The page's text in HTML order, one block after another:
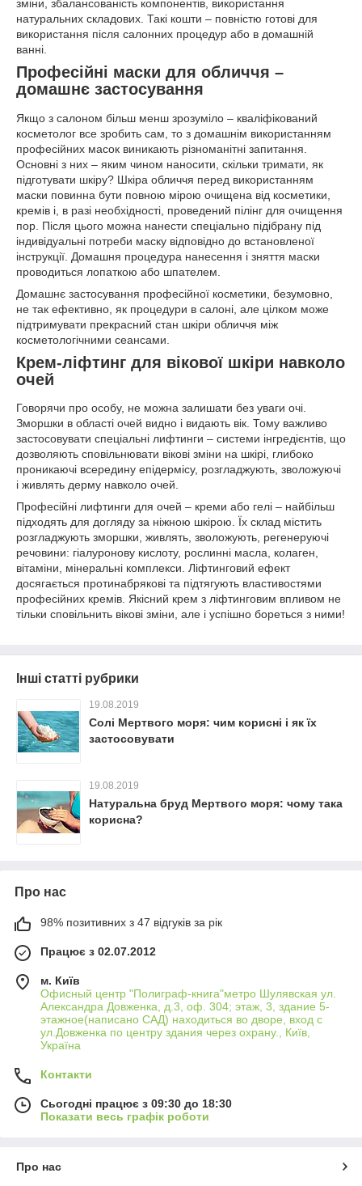
зміни, збалансованість компонентів, використання
натуральних складових. Такі кошти – повністю готові для
використання після салонних процедур або в домашній
ванні.
Професійні маски для обличчя –
домашнє застосування
Якщо з салоном більш менш зрозуміло – кваліфікований
косметолог все зробить сам, то з домашнім використанням
професійних масок виникають різноманітні запитання.
Основні з них – яким чином наносити, скільки тримати, як
підготувати шкіру? Шкіра обличчя перед використанням
маски повинна бути повною мірою очищена від косметики,
кремів і, в разі необхідності, проведений пілінг для очищення
пор. Після цього можна нанести спеціально підібрану під
індивідуальні потреби маску відповідно до встановленої
інструкції. Домашня процедура нанесення і зняття маски
проводиться лопаткою або шпателем.
Домашнє застосування професійної косметики, безумовно,
не так ефективно, як процедури в салоні, але цілком може
підтримувати прекрасний стан шкіри обличчя між
косметологічними сеансами.
Крем-ліфтинг для вікової шкіри навколо
очей
Говорячи про особу, не можна залишати без уваги очі.
Зморшки в області очей видно і видають вік. Тому важливо
застосовувати спеціальні лифтинги – системи інгредієнтів, що
дозволяють сповільнювати вікові зміни на шкірі, глибоко
проникаючі всередину епідермісу, розгладжують, зволожуючі
і живлять дерму навколо очей.
Професійні лифтинги для очей – креми або гелі – найбільш
підходять для догляду за ніжною шкірою. Їх склад містить
розгладжують зморшки, живлять, зволожують, регенеруючі
речовини: гіалуронову кислоту, рослинні масла, колаген,
вітаміни, мінеральні комплекси. Ліфтинговий ефект
досягається протинабрякові та підтягують властивостями
професійних кремів. Якісний крем з ліфтинговим впливом не
тільки сповільнить вікові зміни, але і успішно бореться з ними!
Інші статті рубрики
19.08.2019
Солі Мертвого моря: чим корисні і як їх
застосовувати
19.08.2019
Натуральна бруд Мертвого моря: чому така
корисна?
Про нас
98% позитивних з 47 відгуків за рік
Працює з 02.07.2012
м. Київ
Офисный центр "Полиграф-книга"метро Шулявская ул.
Александра Довженка, д.3, оф. 304; этаж, 3, здание 5-
этажное(написано САД) находиться во дворе, вход с
ул.Довженка по центру здания через охрану., Київ,
Україна
Контакти
Сьогодні працює з 09:30 до 18:30
Показати весь графік роботи
Про нас